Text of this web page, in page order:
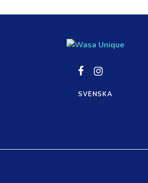
SocialSocial
SVENSKA